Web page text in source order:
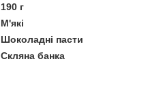
190 г
М'які
Шоколадні пасти
Скляна банка